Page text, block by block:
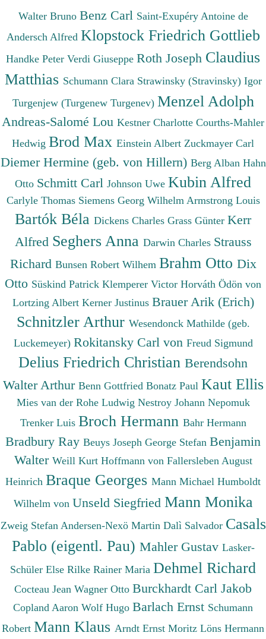
Walter Bruno Benz Carl Saint-Exupéry Antoine de
Andersch Alfred Klopstock Friedrich Gottlieb
Handke Peter Verdi Giuseppe Roth Joseph Claudius
Matthias Schumann Clara Strawinsky (Stravinsky) Igor
Turgenjew (Turgenew Turgenev) Menzel Adolph
Andreas-Salomé Lou Kestner Charlotte Courths-Mahler
Hedwig Brod Max Einstein Albert Zuckmayer Carl
Diemer Hermine (geb. von Hillern) Berg Alban Hahn
Otto Schmitt Carl Johnson Uwe Kubin Alfred
Carlyle Thomas Siemens Georg Wilhelm Armstrong Louis
Bartók Béla Dickens Charles Grass Günter Kerr
Alfred Seghers Anna Darwin Charles Strauss
Richard Bunsen Robert Wilhem Brahm Otto Dix
Otto Süskind Patrick Klemperer Victor Horváth Ödön von
Lortzing Albert Kerner Justinus Brauer Arik (Erich)
Schnitzler Arthur Wesendonck Mathilde (geb.
Luckemeyer) Rokitansky Carl von Freud Sigmund
Delius Friedrich Christian Berendsohn
Walter Arthur Benn Gottfried Bonatz Paul Kaut Ellis
Mies van der Rohe Ludwig Nestroy Johann Nepomuk
Trenker Luis Broch Hermann Bahr Hermann
Bradbury Ray Beuys Joseph George Stefan Benjamin
Walter Weill Kurt Hoffmann von Fallersleben August
Heinrich Braque Georges Mann Michael Humboldt
Wilhelm von Unseld Siegfried Mann Monika
Zweig Stefan Andersen-Nexö Martin Dalì Salvador Casals
Pablo (eigentl. Pau) Mahler Gustav Lasker-
Schüler Else Rilke Rainer Maria Dehmel Richard
Cocteau Jean Wagner Otto Burckhardt Carl Jakob
Copland Aaron Wolf Hugo Barlach Ernst Schumann
Robert Mann Klaus Arndt Ernst Moritz Löns Hermann